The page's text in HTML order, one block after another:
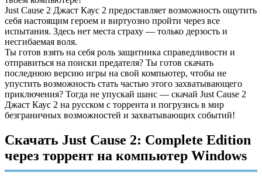
Just Cause 2 Джаст Каус 2 предоставляет возможность ощутить
себя настоящим героем и виртуозно пройти через все
испытания. Здесь нет места страху — только дерзость и
несгибаемая воля.
Ты готов взять на себя роль защитника справедливости и
отправиться на поиски предателя? Ты готов скачать
последнюю версию игры на свой компьютер, чтобы не
упустить возможность стать частью этого захватывающего
приключения? Тогда не упускай шанс — скачай Just Cause 2
Джаст Каус 2 на русском с торрента и погрузись в мир
безграничных возможностей и захватывающих событий!
Скачать Just Cause 2: Complete Edition
через торрент на компьютер Windows